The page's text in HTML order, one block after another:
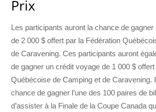
Prix
Les participants auront la chance de
de 2 000 $ offert par la Fédération
de Caravening. Ces participants auront
de gagner un crédit voyage de 1 000 $
Québécoise de Camping et de Caravening.
chance de gagner l’une des 100 paires de
d’assister à la Finale de la Coupe Canada